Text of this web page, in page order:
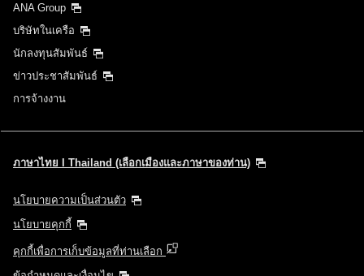
ANA Group
บริษัทในเครือ
นักลงทุนสัมพันธ์
ข่าวประชาสัมพันธ์
การจ้างงาน
ภาษาไทย l Thailand (เลือกเมืองและภาษาของท่าน)
นโยบายความเป็นส่วนตัว
นโยบายคุกกี้
คุกกี้เพื่อการเก็บข้อมูลที่ท่านเลือก